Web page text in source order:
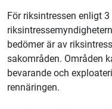
För riksintressen enligt
bedömer är av
sakområden. Områden
bevarande och
rennäringen.